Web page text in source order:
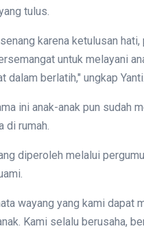
tulus.
karena ketulusan
untuk melayani
berlatih," ungkap Yanti.
ini anak-anak pun sudah
di rumah.
diperoleh melalui
wayang yang kami dapat
Kami selalu berusaha,